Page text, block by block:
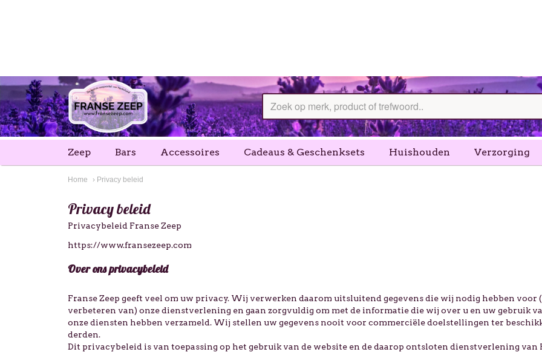
Zeep Bars Accessoires Cadeaus & Geschenksets Huishouden Verzorging
Home › Privacy beleid
Privacy beleid
Privacybeleid Franse Zeep
https://www.fransezeep.com
Over ons privacybeleid
Franse Zeep geeft veel om uw privacy. Wij verwerken daarom uitsluitend gegevens die wij nodig hebben voor
verbeteren van) onze dienstverlening en gaan zorgvuldig om met de informatie die wij over u en uw gebruik
onze diensten hebben verzameld. Wij stellen uw gegevens nooit voor commerciële doelstellingen ter
derden.
Dit privacybeleid is van toepassing op het gebruik van de website en de daarop ontsloten dienstverlening van